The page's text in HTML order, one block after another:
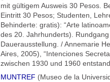
mit gültigem Ausweis 30 Pesos.
Eintritt 30 Pesos; Studenten,
Behinderte: gratis): “Arte
des 20. Jahrhunderts).
Dauerausstellung. / Annemarie
Aires, 2005), “Intenciones
zwischen 1930 und 1960
MUNTREF (Museo de la